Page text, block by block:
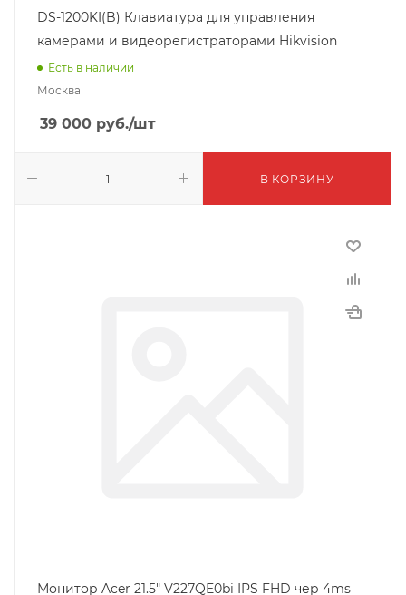
DS-1200KI(B) Клавиатура для управления
камерами и видеорегистраторами Hikvision
Есть в наличии
Москва
39 000 руб./шт
В КОРЗИНУ
Монитор Acer 21.5" V227QE0bi IPS FHD чер 4ms